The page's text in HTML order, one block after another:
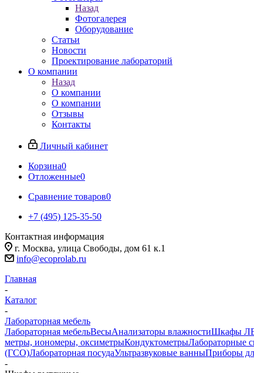
Назад
Фотогалерея
Оборудование
Статьи
Новости
Проектирование лабораторий
О компании
Назад
О компании
О компании
Отзывы
Контакты
Личный кабинет
Корзина0
Отложенные0
Сравнение товаров0
+7 (495) 125-35-50
Контактная информация
г. Москва, улица Свободы, дом 61 к.1
info@ecoprolab.ru
Главная
-
Каталог
-
Лабораторная мебель
Лабораторная мебельВесыАнализаторы влажностиШкафы
метры, иономеры, оксиметрыКондуктометрыЛабораторные
(ГСО)Лабораторная посудаУльтразвуковые ванныПриборы
-